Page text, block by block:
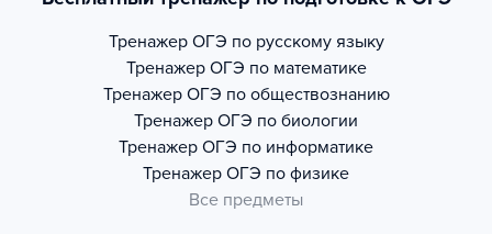
Тренажер ОГЭ по русскому языку
Тренажер ОГЭ по математике
Тренажер ОГЭ по обществознанию
Тренажер ОГЭ по биологии
Тренажер ОГЭ по информатике
Тренажер ОГЭ по физике
Все предметы